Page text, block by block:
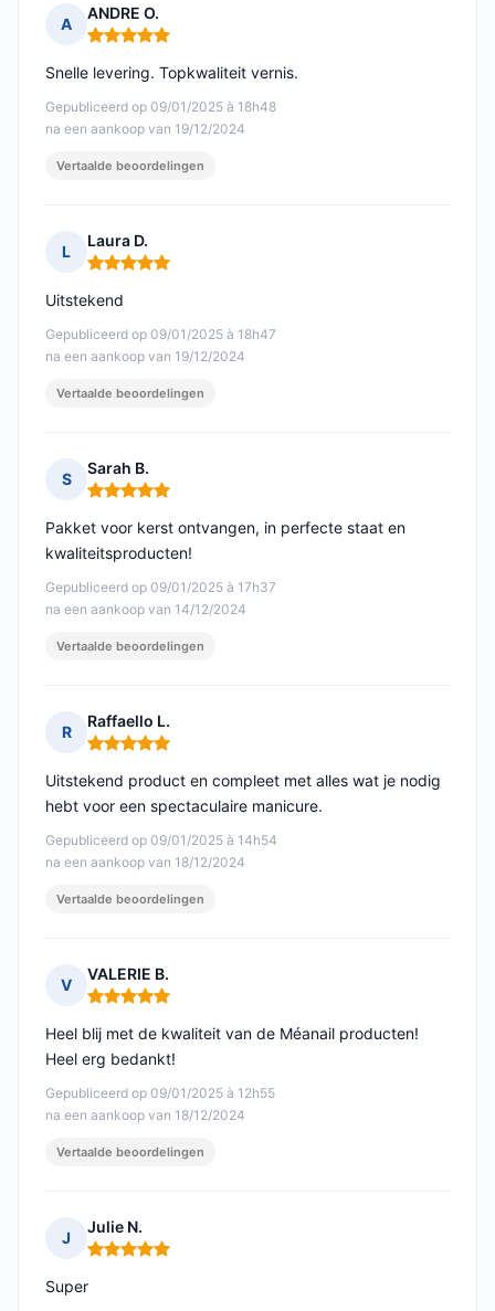
A
ANDRE O.
Opmerking: 5 van 5
Gepubliceerd op 09/01/2025 à 18h48
na een aankoop van 19/12/2024
Snelle levering. Topkwaliteit vernis.
Vertaalde beoordelingen
L
Laura D.
Opmerking: 5 van 5
Gepubliceerd op 09/01/2025 à 18h47
na een aankoop van 19/12/2024
Uitstekend
Vertaalde beoordelingen
S
Sarah B.
Opmerking: 5 van 5
Gepubliceerd op 09/01/2025 à 17h37
na een aankoop van 14/12/2024
Pakket voor kerst ontvangen, in perfecte staat en
kwaliteitsproducten!
Vertaalde beoordelingen
R
Raffaello L.
Opmerking: 5 van 5
Gepubliceerd op 09/01/2025 à 14h54
na een aankoop van 18/12/2024
Uitstekend product en compleet met alles wat je nodig
hebt voor een spectaculaire manicure.
Vertaalde beoordelingen
V
VALERIE B.
Opmerking: 5 van 5
Gepubliceerd op 09/01/2025 à 12h55
na een aankoop van 18/12/2024
Heel blij met de kwaliteit van de Méanail producten!
Heel erg bedankt!
Vertaalde beoordelingen
J
Julie N.
Opmerking: 5 van 5
Super